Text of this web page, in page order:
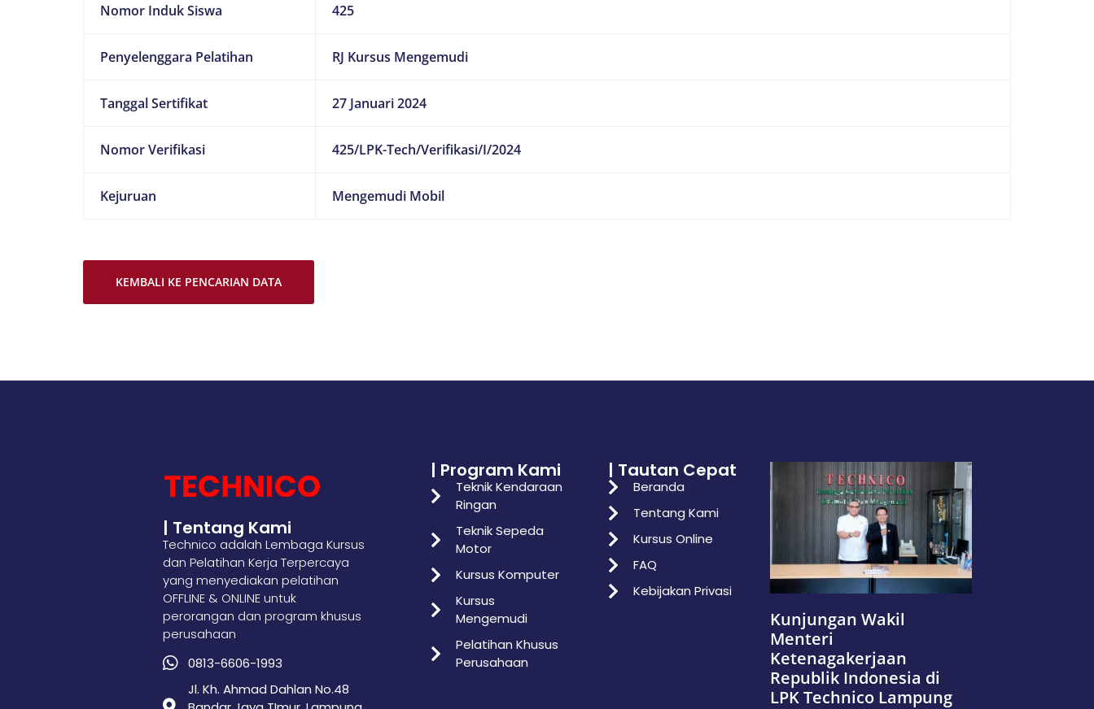
Nomor Induk Siswa 425
Penyelenggara Pelatihan RJ Kursus Mengemudi
Tanggal Sertifikat 27 Januari 2024
Nomor Verifikasi 425/LPK-Tech/Verifikasi/I/2024
Kejuruan Mengemudi Mobil
KEMBALI KE PENCARIAN DATA
| Tentang Kami
Technico adalah Lembaga Kursus
dan Pelatihan Kerja Terpercaya
yang menyediakan pelatihan
OFFLINE & ONLINE untuk
perorangan dan program khusus
perusahaan
0813-6606-1993
Jl. Kh. Ahmad Dahlan No.48
| Program Kami
Teknik Kendaraan
Ringan
Teknik Sepeda
Motor
Kursus Komputer
Kursus
Mengemudi
Pelatihan Khusus
Perusahaan
| Tautan Cepat
Beranda
Tentang Kami
Kursus Online
FAQ
Kebijakan Privasi
Kunjungan Wakil
Menteri
Ketenagakerjaan
Republik Indonesia di
LPK Technico Lampung